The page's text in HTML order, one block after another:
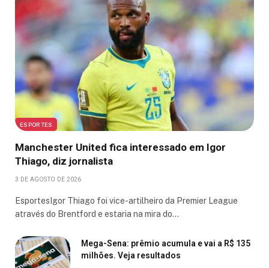
ESPORTES
Manchester United fica interessado em Igor
Thiago, diz jornalista
3 DE AGOSTO DE 2026
EsportesIgor Thiago foi vice-artilheiro da Premier League
através do Brentford e estaria na mira do…
Mega-Sena: prêmio acumula e vai a R$ 135
milhões. Veja resultados